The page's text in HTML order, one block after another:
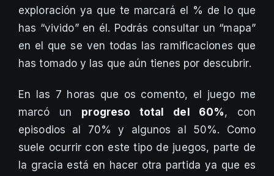
exploración ya que te marcará el % de lo que
has “vivido” en él. Podrás consultar un “mapa”
en el que se ven todas las ramificaciones que
has tomado y las que aún tienes por descubrir.
En las 7 horas que os comento, el juego me
marcó un progreso total del 60%, con
episodios al 70% y algunos al 50%. Como
suele ocurrir con este tipo de juegos, parte de
la gracia está en hacer otra partida ya que es